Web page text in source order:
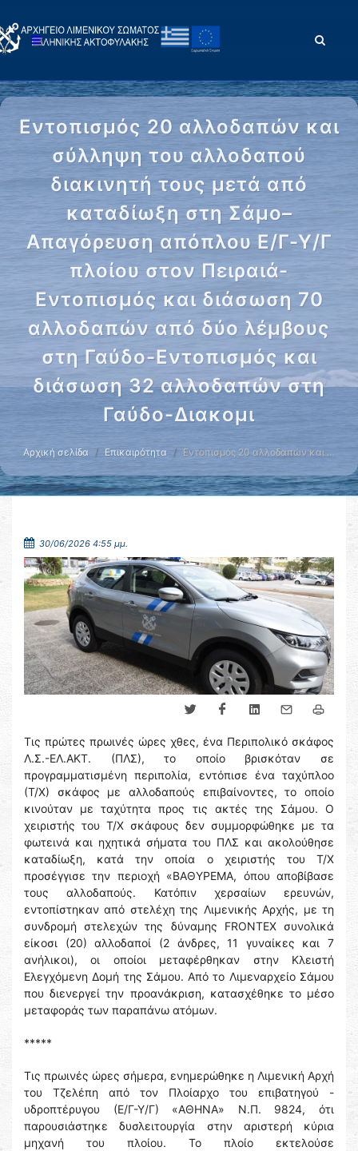
Εντοπισμός 20 αλλοδαπών και
σύλληψη του αλλοδαπού
διακινητή τους μετά από
καταδίωξη στη Σάμο–
Απαγόρευση απόπλου Ε/Γ-Υ/Γ
πλοίου στον Πειραιά-
Εντοπισμός και διάσωση 70
αλλοδαπών από δύο λέμβους
στη Γαύδο-Εντοπισμός και
διάσωση 32 αλλοδαπών στη
Γαύδο-Διακομι
Αρχική σελίδα Επικαιρότητα Εντοπισμός 20 αλλοδαπών και …
30/06/2026 4:55 μμ.
Τις πρώτες πρωινές ώρες χθες, ένα Περιπολικό σκάφος
Λ.Σ.-ΕΛ.ΑΚΤ. (ΠΛΣ), το οποίο βρισκόταν σε
προγραμματισμένη περιπολία, εντόπισε ένα ταχύπλοο
(Τ/Χ) σκάφος με αλλοδαπούς επιβαίνοντες, το οποίο
κινούταν με ταχύτητα προς τις ακτές της Σάμου. Ο
χειριστής του Τ/Χ σκάφους δεν συμμορφώθηκε με τα
φωτεινά και ηχητικά σήματα του ΠΛΣ και ακολούθησε
καταδίωξη, κατά την οποία ο χειριστής του Τ/Χ
προσέγγισε την περιοχή «ΒΑΘΥΡΕΜΑ, όπου αποβίβασε
τους αλλοδαπούς. Κατόπιν χερσαίων ερευνών,
εντοπίστηκαν από στελέχη της Λιμενικής Αρχής, με τη
συνδρομή στελεχών της δύναμης FRONTEX συνολικά
είκοσι (20) αλλοδαποί (2 άνδρες, 11 γυναίκες και 7
ανήλικοι), οι οποίοι μεταφέρθηκαν στην Κλειστή
Ελεγχόμενη Δομή της Σάμου. Από το Λιμεναρχείο Σάμου
που διενεργεί την προανάκριση, κατασχέθηκε το μέσο
μεταφοράς των παραπάνω ατόμων.
*****
Τις πρωινές ώρες σήμερα, ενημερώθηκε η Λιμενική Αρχή
του Τζελέπη από τον Πλοίαρχο του επιβατηγού -
υδροπτέρυγου (Ε/Γ-Υ/Γ) «ΑΘΗΝΑ» Ν.Π. 9824, ότι
παρουσιάστηκε δυσλειτουργία στην αριστερή κύρια
μηχανή του πλοίου. Το πλοίο εκτελούσε